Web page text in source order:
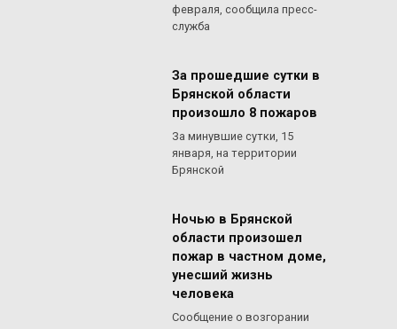
февраля, сообщила пресс-
служба
За прошедшие сутки в
Брянской области
произошло 8 пожаров
За минувшие сутки, 15
января, на территории
Брянской
Ночью в Брянской
области произошел
пожар в частном доме,
унесший жизнь
человека
Сообщение о возгорании